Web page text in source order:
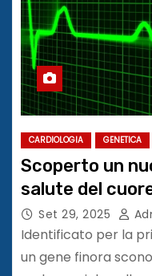
CARDIOLOGIA GENETICA
Scoperto un
salute del
Set 29, 2025
Identificato per la
un gene finora